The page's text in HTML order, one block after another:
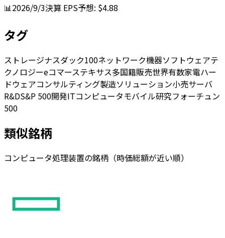
📊2026/9/3決算 EPS予想: $4.88
タグ
ストレージナスダック100ネットワーク機器ソフトウェアテ
クノロジーeコマーステキサス多国籍販売世界有数家電ハー
ドウェアコンサルティング製造ソリューション小売サーバ
R&DS&P 500開発ITコンピュータモバイル研究フォーチュン
500
類似銘柄
コンピュータ処理装置の銘柄（時価総額が近い順）